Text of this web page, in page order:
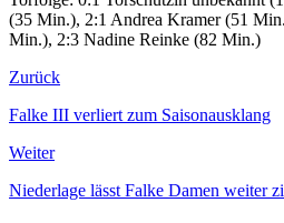
(35 Min.), 2:1 Andrea Kramer (51
Min.), 2:3 Nadine Reinke (82 Min.)
Zurück
Falke III verliert zum Saisonausklang
Weiter
Niederlage lässt Falke Damen weiter